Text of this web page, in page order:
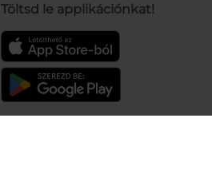
Töltsd le applikációnkat!